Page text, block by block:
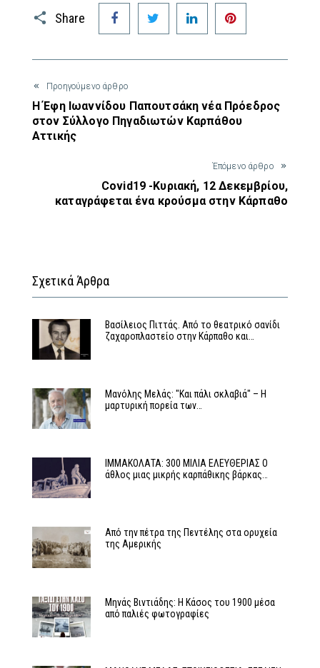
Share
Facebook Twitter LinkedIn
Προηγούμενο άρθρο
Η Έφη Ιωαννίδου Παπουτσάκη νέα Πρόεδρος
στον Σύλλογο Πηγαδιωτών Καρπάθου
Αττικής
Έπόμενο άρθρο
Covid19 -Κυριακή, 12 Δεκεμβρίου,
καταγράφεται ένα κρούσμα στην Κάρπαθο
Σχετικά Άρθρα
Βασίλειος Πιττάς. Από το θεατρικό σανίδι
ζαχαροπλαστείο στην Κάρπαθο και…
Μανόλης Μελάς: "Και πάλι σκλαβιά" – Η
μαρτυρική πορεία των…
ΙΜΜΑΚΟΛΑΤΑ: 300 ΜΙΛΙΑ ΕΛΕΥΘΕΡΙΑΣ Ο
άθλος μιας μικρής καρπάθικης βάρκας…
Από την πέτρα της Πεντέλης στα ορυχεία
της Αμερικής
Μηνάς Βιντιάδης: Η Κάσος του 1900 μέσα
από παλιές φωτογραφίες